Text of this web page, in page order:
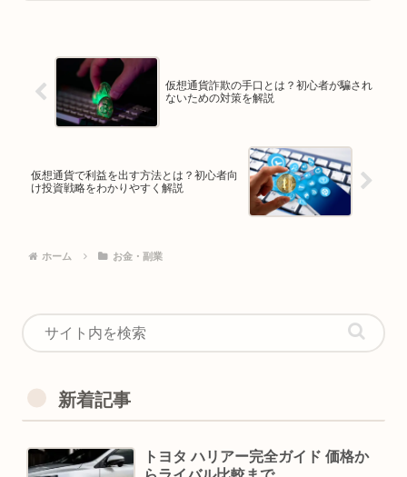
仮想通貨詐欺の手口とは？初心者が騙され
ないための対策を解説
仮想通貨で利益を出す方法とは？初心者向
け投資戦略をわかりやすく解説
ホーム お金・副業
新着記事
トヨタ ハリアー完全ガイド 価格か